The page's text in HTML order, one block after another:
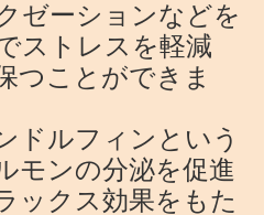
ゼーションなどを
ストレスを軽減
つことができま
ドルフィンという
モンの分泌を促進
ックス効果をもた